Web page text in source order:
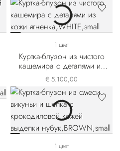
1 цвет
Куртка-блузон из чистого
кашемира с деталями из
кожи ягненка
€ 5.100,00
1 цвет